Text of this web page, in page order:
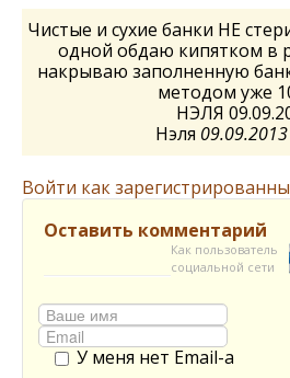
Чистые и сухие банки НЕ
одной обдаю кипятком в
накрываю заполненную
методом уже
НЭЛЯ
Нэля
Войти как
Оставить комментарий
Как пользователь
социальной сети
У меня нет Email-а